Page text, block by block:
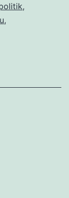
,
,